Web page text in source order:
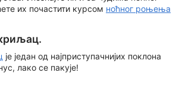
их почастити курсом ноћног роњења
је један од најприступачнијих поклона
лако се пакује!